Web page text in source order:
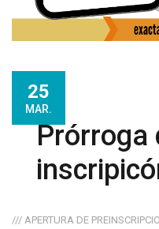
25
MAR.
Prórroga
/// APERTURA DE